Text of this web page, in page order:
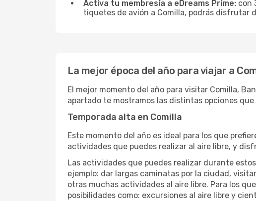
Activa tu membresía a eDreams Prime: con
tiquetes de avión a Comilla, podrás disfrutar
La mejor época del año para viajar a
El mejor momento del año para visitar Comilla,
apartado te mostramos las distintas opciones
Temporada alta en Comilla
Este momento del año es ideal para los que
actividades que puedes realizar al aire libre, y
Las actividades que puedes realizar durante
ejemplo: dar largas caminatas por la ciudad,
otras muchas actividades al aire libre. Para los
posibilidades como: excursiones al aire libre y